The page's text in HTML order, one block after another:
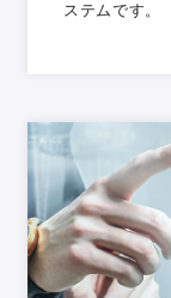
ステムです。